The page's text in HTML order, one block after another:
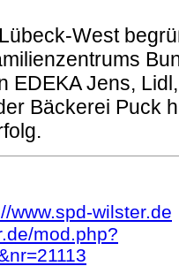
West
EDEKA Jens,
Bäckerei Puck
www.spd-wilster.de
mod.php?